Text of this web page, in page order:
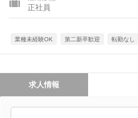
正社員
業種未経験OK 第二新卒歓迎 転勤なし
求人情報